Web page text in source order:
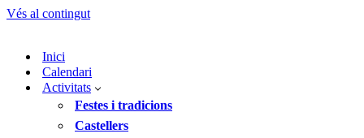
Vés al contingut
Inici
Calendari
Activitats
Festes i tradicions
Castellers